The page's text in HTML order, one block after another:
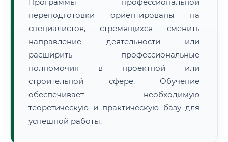
🔍Нажмите на документ для увеличения и просмотра
переподготовки ориентированы на
специалистов, стремящихся сменить
направление деятельности или
расширить профессиональные
полномочия в проектной или
строительной сфере. Обучение
обеспечивает необходимую
теоретическую и практическую базу для
успешной работы.